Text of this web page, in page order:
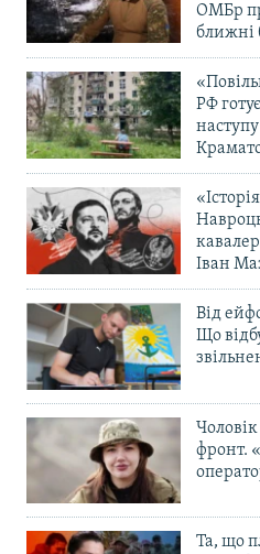
ОМБр
ближні
РФ
Іван
Від
Що
фронт.
Та, що